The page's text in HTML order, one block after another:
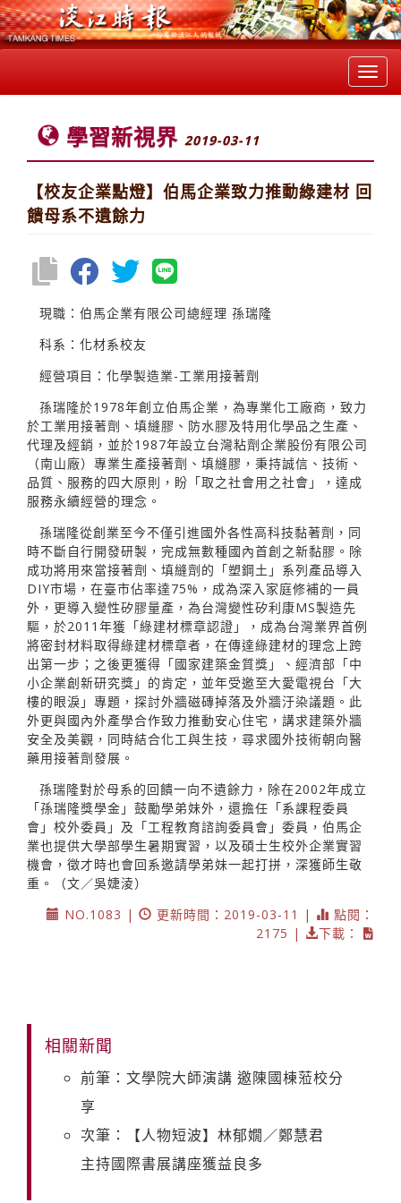
學習新視界 2019-03-11
【校友企業點燈】伯馬企業致力推動綠建材 回
饋母系不遺餘力
現職：伯馬企業有限公司總經理 孫瑞隆
科系：化材系校友
經營項目：化學製造業-工業用接著劑
孫瑞隆於1978年創立伯馬企業，為專業化工廠商，致力
於工業用接著劑、填縫膠、防水膠及特用化學品之生產、
代理及經銷，並於1987年設立台灣粘劑企業股份有限公司
（南山廠）專業生產接著劑、填縫膠，秉持誠信、技術、
品質、服務的四大原則，盼「取之社會用之社會」，達成
服務永續經營的理念。
孫瑞隆從創業至今不僅引進國外各性高科技黏著劑，同
時不斷自行開發研製，完成無數種國內首創之新黏膠。除
成功將用來當接著劑、填縫劑的「塑鋼土」系列產品導入
DIY市場，在臺市佔率達75%，成為深入家庭修補的一員
外，更導入變性矽膠量產，為台灣變性矽利康MS製造先
驅，於2011年獲「綠建材標章認證」，成為台灣業界首例
將密封材料取得綠建材標章者，在傳達綠建材的理念上跨
出第一步；之後更獲得「國家建築金質獎」、經濟部「中
小企業創新研究獎」的肯定，並年受邀至大愛電視台「大
樓的眼淚」專題，探討外牆磁磚掉落及外牆汙染議題。此
外更與國內外產學合作致力推動安心住宅，講求建築外牆
安全及美觀，同時結合化工與生技，尋求國外技術朝向醫
藥用接著劑發展。
孫瑞隆對於母系的回饋一向不遺餘力，除在2002年成立
「孫瑞隆獎學金」鼓勵學弟妹外，還擔任「系課程委員
會」校外委員」及「工程教育諮詢委員會」委員，伯馬企
業也提供大學部學生暑期實習，以及碩士生校外企業實習
機會，徵才時也會回系邀請學弟妹一起打拼，深獲師生敬
重。（文／吳婕淩）
NO.1083 |
更新時間：2019-03-11 |
點閱：
2175 |
下載：
相關新聞
前筆：文學院大師演講 邀陳國棟蒞校分
享
次筆：【人物短波】林郁嫺／鄭慧君
主持國際書展講座獲益良多